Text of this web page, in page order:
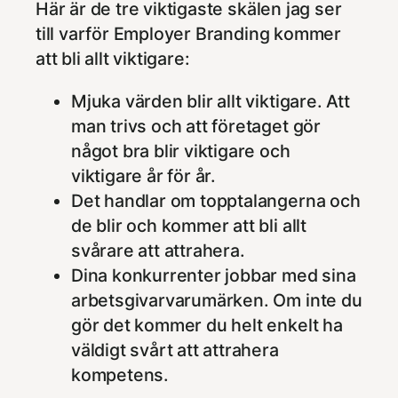
Här är de tre viktigaste skälen jag ser
till varför Employer Branding kommer
att bli allt viktigare:
Mjuka värden blir allt viktigare. Att
man trivs och att företaget gör
något bra blir viktigare och
viktigare år för år.
Det handlar om topptalangerna och
de blir och kommer att bli allt
svårare att attrahera.
Dina konkurrenter jobbar med sina
arbetsgivarvarumärken. Om inte du
gör det kommer du helt enkelt ha
väldigt svårt att attrahera
kompetens.